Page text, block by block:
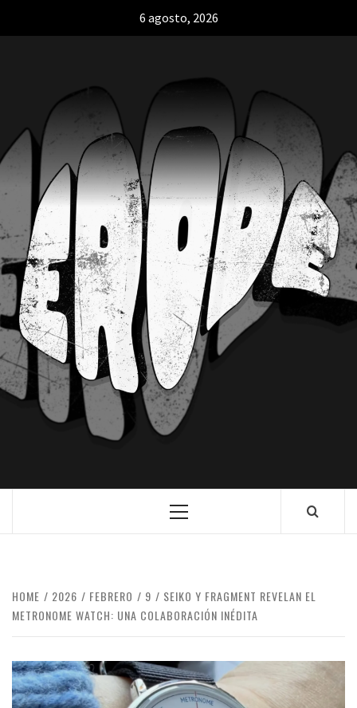
6 agosto, 2026
HOME 2026 FEBRERO 9
SEIKO Y FRAGMENT REVELAN EL
METRONOME WATCH: UNA COLABORACIÓN INÉDITA